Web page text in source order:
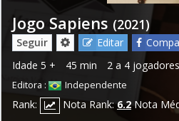
Jogo Sapiens (2021)
Seguir Editar
Idade 5 + 45 min 2 a 4 jogadores
Editora : Independente
Rank: Nota Rank:6.2 Nota